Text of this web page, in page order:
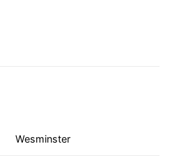
Wesminster